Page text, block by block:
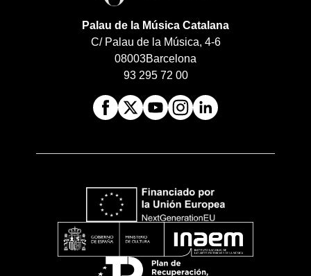
Palau de la Música Catalana
C/ Palau de la Música, 4-6
08003Barcelona
93 295 72 00